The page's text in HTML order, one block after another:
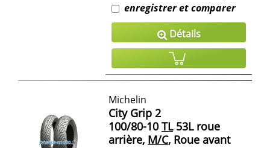
enregistrer et comparer
Détails
Michelin
City Grip 2
100/80-10 TL53L roue
arrière, M/C, Roue avant